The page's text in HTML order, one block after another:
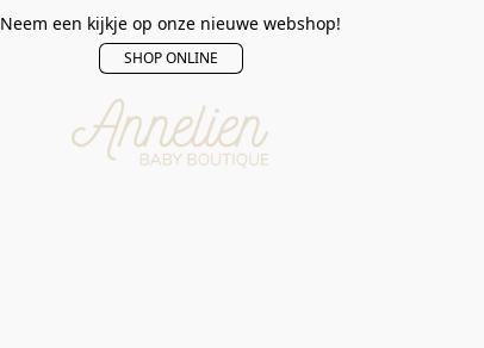
Neem een kijkje op onze nieuwe webshop!
SHOP ONLINE